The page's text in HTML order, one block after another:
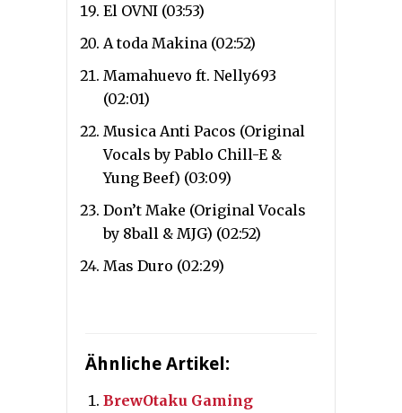
El OVNI (03:53)
A toda Makina (02:52)
Mamahuevo ft. Nelly693
(02:01)
Musica Anti Pacos (Original
Vocals by Pablo Chill-E &
Yung Beef) (03:09)
Don’t Make (Original Vocals
by 8ball & MJG) (02:52)
Mas Duro (02:29)
Ähnliche Artikel:
BrewOtaku Gaming